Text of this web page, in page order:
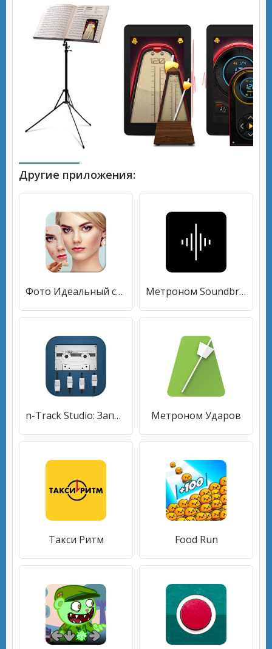
Другие приложения:
Фото Идеальный селфи Метроном Soundbrenner: совершенствуйте свой темп
n-Track Studio: Запись аудио; барабаны и ритм Метроном Ударов
Такси Ритм Food Run